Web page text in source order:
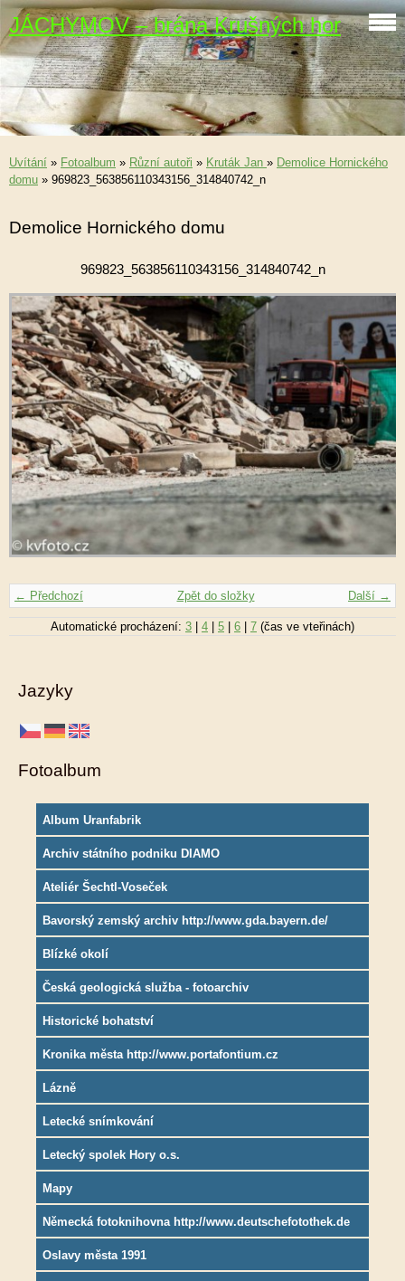
JÁCHYMOV – brána Krušných hor
Uvítání » Fotoalbum » Různí autoři » Kruták Jan » Demolice Hornického
domu » 969823_563856110343156_314840742_n
Demolice Hornického domu
969823_563856110343156_314840742_n
← Předchozí Další →
Zpět do složky
Automatické procházení: 3 | 4 | 5 | 6 | 7 (čas ve vteřinách)
Jazyky
Fotoalbum
Album Uranfabrik
Archiv státního podniku DIAMO
Ateliér Šechtl-Voseček
Bavorský zemský archiv http://www.gda.bayern.de/
Blízké okolí
Česká geologická služba - fotoarchiv
Historické bohatství
Kronika města http://www.portafontium.cz
Lázně
Letecké snímkování
Letecký spolek Hory o.s.
Mapy
Německá fotoknihovna http://www.deutschefotothek.de
Oslavy města 1991